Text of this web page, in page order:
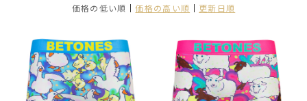
価格の低い順 価格の高い順 更新日順